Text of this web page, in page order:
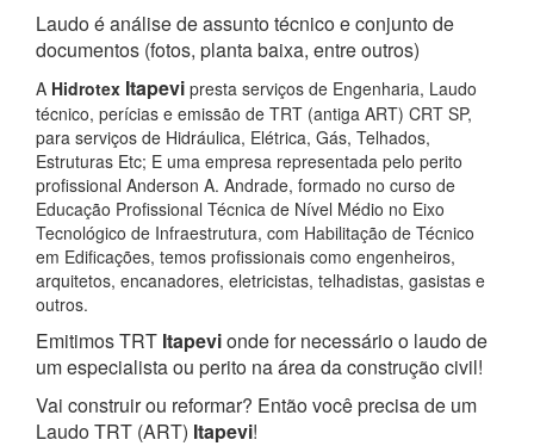
Laudo é análise de assunto técnico e conjunto de
documentos (fotos, planta baixa, entre outros)
A Hidrotex Itapevi presta serviços de Engenharia, Laudo
técnico, perícias e emissão de TRT (antiga ART) CRT SP,
para serviços de Hidráulica, Elétrica, Gás, Telhados,
Estruturas Etc; E uma empresa representada pelo perito
profissional Anderson A. Andrade, formado no curso de
Educação Profissional Técnica de Nível Médio no Eixo
Tecnológico de Infraestrutura, com Habilitação de Técnico
em Edificações, temos profissionais como engenheiros,
arquitetos, encanadores, eletricistas, telhadistas, gasistas e
outros.
Emitimos TRT Itapevionde for necessário o laudo de
um especialista ou perito na área da construção civil!
Vai construir ou reformar? Então você precisa de um
Laudo TRT (ART) Itapevi!